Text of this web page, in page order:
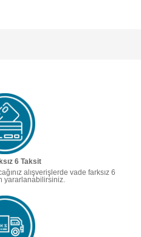
6 Taksit
alışverişlerde vade farksız 6
yararlanabilirsiniz.